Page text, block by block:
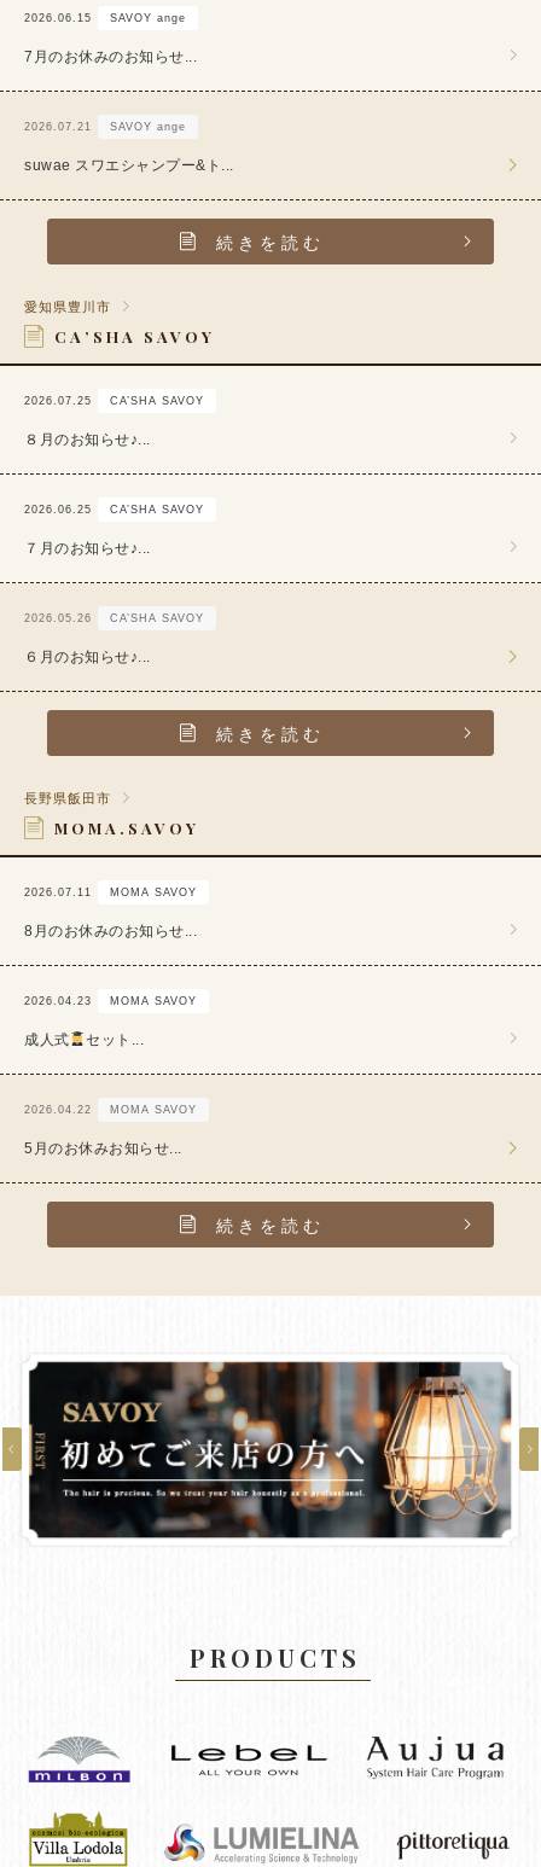
2026.06.15 SAVOY ange
7月のお休みのお知らせ...
2026.07.21 SAVOY ange
suwae スワエシャンプー&ト...
続きを読む
愛知県豊川市
CA’SHA SAVOY
2026.07.25 CA’SHA SAVOY
８月のお知らせ♪...
2026.06.25 CA’SHA SAVOY
７月のお知らせ♪...
2026.05.26 CA’SHA SAVOY
６月のお知らせ♪...
続きを読む
長野県飯田市
MOMA.SAVOY
2026.07.11 MOMA SAVOY
8月のお休みのお知らせ...
2026.04.23 MOMA SAVOY
成人式 セット...
2026.04.22 MOMA SAVOY
5月のお休みお知らせ...
続きを読む
PRODUCTS